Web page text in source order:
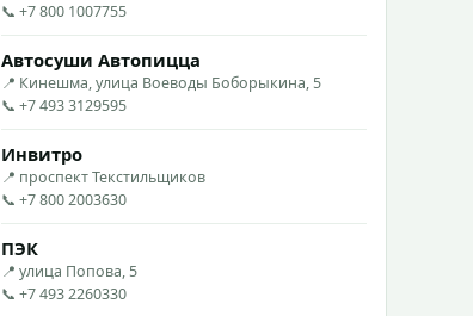
📞 +7 800 1007755
Автосуши Автопицца
📍 Кинешма, улица Воеводы Боборыкина, 5
📞 +7 493 3129595
Инвитро
📍 проспект Текстильщиков
📞 +7 800 2003630
ПЭК
📍 улица Попова, 5
📞 +7 493 2260330